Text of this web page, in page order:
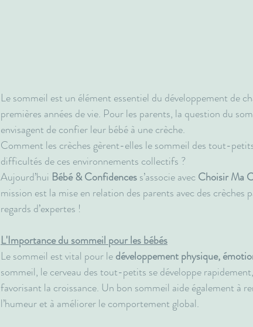
Le sommeil est un élément essentiel du développement de
premières années de vie. Pour les parents, la question du
envisagent de confier leur bébé à une crèche.
Comment les crèches gèrent-elles le sommeil des tout-
difficultés de ces environnements collectifs ?
Aujourd’hui Bébé & Confidences s’associe avec Choisir Ma
mission est la mise en relation des parents avec des crèches
regards d’expertes !
L'Importance du sommeil pour les bébés
Le sommeil est vital pour le développement physique,
sommeil, le cerveau des tout-petits se développe
favorisant la croissance. Un bon sommeil aide également à
l’humeur et à améliorer le comportement global.